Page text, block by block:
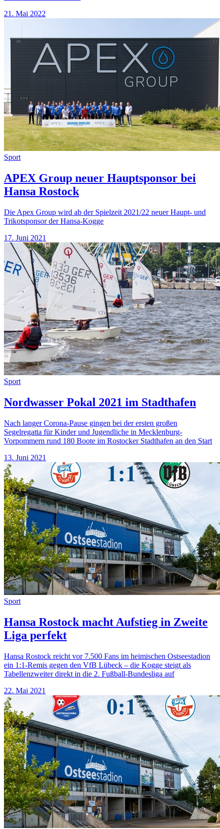
21. Mai 2022
Sport
APEX Group neuer Hauptsponsor bei
Hansa Rostock
Die Apex Group wird ab der Spielzeit 2021/22 neuer Haupt- und
Trikotsponsor der Hansa-Kogge
17. Juni 2021
Sport
Nordwasser Pokal 2021 im Stadthafen
Nach langer Corona-Pause gingen bei der ersten großen
Segelregatta für Kinder und Jugendliche in Mecklenburg-
Vorpommern rund 180 Boote im Rostocker Stadthafen an den Start
13. Juni 2021
Sport
Hansa Rostock macht Aufstieg in Zweite
Liga perfekt
Hansa Rostock reicht vor 7.500 Fans im heimischen Ostseestadion
ein 1:1-Remis gegen den VfB Lübeck – die Kogge steigt als
Tabellenzweiter direkt in die 2. Fußball-Bundesliga auf
22. Mai 2021